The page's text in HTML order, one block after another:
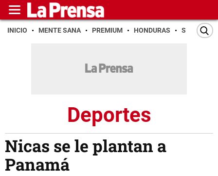
INICIO MENTE SANA PREMIUM HONDURAS SAN PEDRO
Deportes
Nicas se le plantan a
Panamá